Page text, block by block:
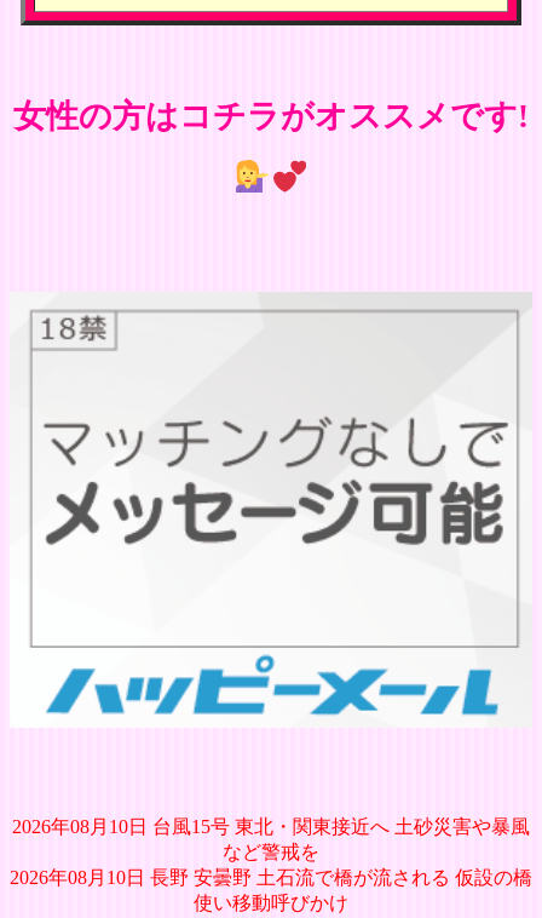
女性の方はコチラがオススメです!
2026年08月10日 台風15号 東北・関東接近へ 土砂災害や暴風
など警戒を
2026年08月10日 長野 安曇野 土石流で橋が流される 仮設の橋
使い移動呼びかけ